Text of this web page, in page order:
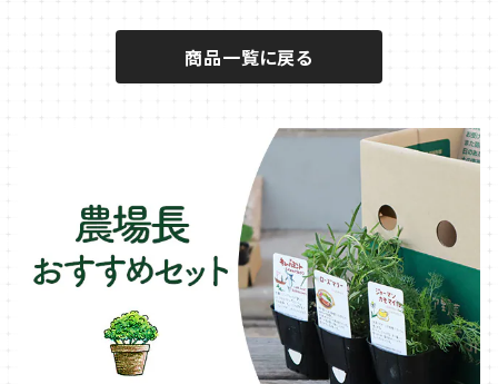
キュウリのコンパニオン
イチゴをおいしく育てたい
タイム・ハーブ苗
マロウ・ハーブ苗
ヒソップ・ハーブ苗
オレガノ・ハーブ苗
樹脂製 / プラ製プランター
ファイバー製プランター
ブリキ製プランター
オーニング
シェード
テーブル・チェア・ベンチ
商品一覧に戻る